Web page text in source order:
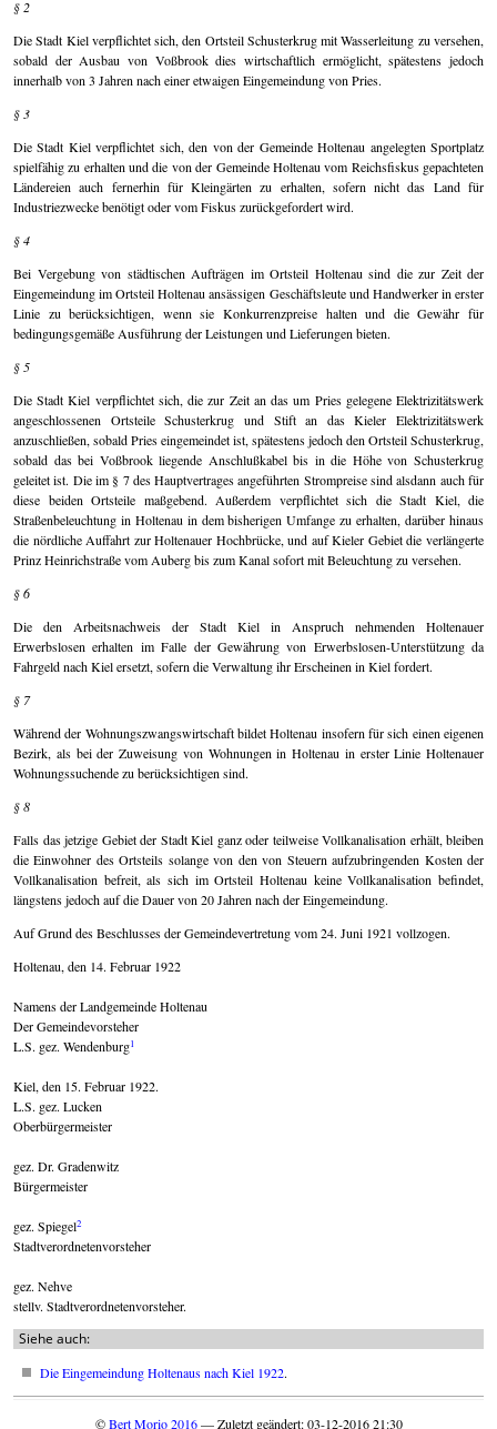
§ 2
Die Stadt Kiel verpflichtet sich, den Ortsteil Schusterkrug mit Wasserleitung zu versehen,
sobald der Ausbau von Voßbrook dies wirtschaftlich ermöglicht, spätestens jedoch
innerhalb von 3 Jahren nach einer etwaigen Eingemeindung von Pries.
§ 3
Die Stadt Kiel verpflichtet sich, den von der Gemeinde Holtenau angelegten Sportplatz
spielfähig zu erhalten und die von der Gemeinde Holtenau vom Reichsfiskus gepachteten
Ländereien auch fernerhin für Kleingärten zu erhalten, sofern nicht das Land für
Industriezwecke benötigt oder vom Fiskus zurückgefordert wird.
§ 4
Bei Vergebung von städtischen Aufträgen im Ortsteil Holtenau sind die zur Zeit der
Eingemeindung im Ortsteil Holtenau ansässigen Geschäftsleute und Handwerker in erster
Linie zu berücksichtigen, wenn sie Konkurrenzpreise halten und die Gewähr für
bedingungsgemäße Ausführung der Leistungen und Lieferungen bieten.
§ 5
Die Stadt Kiel verpflichtet sich, die zur Zeit an das um Pries gelegene Elektrizitätswerk
angeschlossenen Ortsteile Schusterkrug und Stift an das Kieler Elektrizitätswerk
anzuschließen, sobald Pries eingemeindet ist, spätestens jedoch den Ortsteil Schusterkrug,
sobald das bei Voßbrook liegende Anschlußkabel bis in die Höhe von Schusterkrug
geleitet ist. Die im § 7 des Hauptvertrages angeführten Strompreise sind alsdann auch für
diese beiden Ortsteile maßgebend. Außerdem verpflichtet sich die Stadt Kiel, die
Straßenbeleuchtung in Holtenau in dem bisherigen Umfange zu erhalten, darüber hinaus
die nördliche Auffahrt zur Holtenauer Hochbrücke, und auf Kieler Gebiet die verlängerte
Prinz Heinrichstraße vom Auberg bis zum Kanal sofort mit Beleuchtung zu versehen.
§ 6
Die den Arbeitsnachweis der Stadt Kiel in Anspruch nehmenden Holtenauer
Erwerbslosen erhalten im Falle der Gewährung von Erwerbslosen-Unterstützung da
Fahrgeld nach Kiel ersetzt, sofern die Verwaltung ihr Erscheinen in Kiel fordert.
§ 7
Während der Wohnungszwangswirtschaft bildet Holtenau insofern für sich einen eigenen
Bezirk, als bei der Zuweisung von Wohnungen in Holtenau in erster Linie Holtenauer
Wohnungssuchende zu berücksichtigen sind.
§ 8
Falls das jetzige Gebiet der Stadt Kiel ganz oder teilweise Vollkanalisation erhält, bleiben
die Einwohner des Ortsteils solange von den von Steuern aufzubringenden Kosten der
Vollkanalisation befreit, als sich im Ortsteil Holtenau keine Vollkanalisation befindet,
längstens jedoch auf die Dauer von 20 Jahren nach der Eingemeindung.
Auf Grund des Beschlusses der Gemeindevertretung vom 24. Juni 1921 vollzogen.
Holtenau, den 14. Februar 1922
Namens der Landgemeinde Holtenau
Der Gemeindevorsteher
L.S. gez. Wendenburg1
Kiel, den 15. Februar 1922.
L.S. gez. Lucken
Oberbürgermeister
gez. Dr. Gradenwitz
Bürgermeister
gez. Spiegel2
Stadtverordnetenvorsteher
gez. Nehve
stellv. Stadtverordnetenvorsteher.
Siehe auch:
Die Eingemeindung Holtenaus nach Kiel 1922.
©Bert Morio 2016— Zuletzt geändert: 03-12-2016 21:30